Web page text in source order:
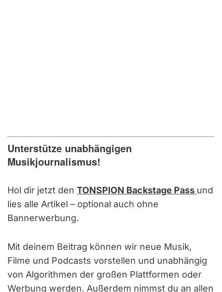
Unterstütze unabhängigen
Musikjournalismus!
Hol dir jetzt den TONSPION Backstage Pass und
lies alle Artikel – optional auch ohne
Bannerwerbung.
Mit deinem Beitrag können wir neue Musik,
Filme und Podcasts vorstellen und unabhängig
von Algorithmen der großen Plattformen oder
Werbung werden. Außerdem nimmst du an allen